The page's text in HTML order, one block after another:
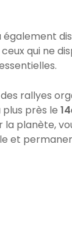
qui ne
rallyes
près le
la planète,
et